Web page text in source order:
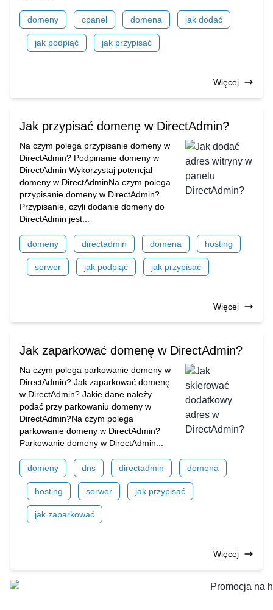
domeny cpanel domena jak dodać
jak podpiąć jak przypisać
Więcej
Jak przypisać domenę w DirectAdmin?
Na czym polega przypisanie domeny w
DirectAdmin? Podpinanie domeny w
DirectAdmin Wykorzystaj potencjał
domeny w DirectAdminNa czym polega
przypisanie domeny w DirectAdmin?
Przypisanie, czyli dodanie domeny do
DirectAdmin jest...
domeny directadmin domena hosting
serwer jak podpiąć jak przypisać
Więcej
Jak zaparkować domenę w DirectAdmin?
Na czym polega parkowanie domeny w
DirectAdmin? Jak zaparkować domenę
w DirectAdmin? Jakie dane należy
podać przy parkowaniu domeny w
DirectAdmin?Na czym polega
parkowanie domeny w DirectAdmin?
Parkowanie domeny w DirectAdmin...
domeny dns directadmin domena
hosting serwer jak przypisać
jak zaparkować
Więcej